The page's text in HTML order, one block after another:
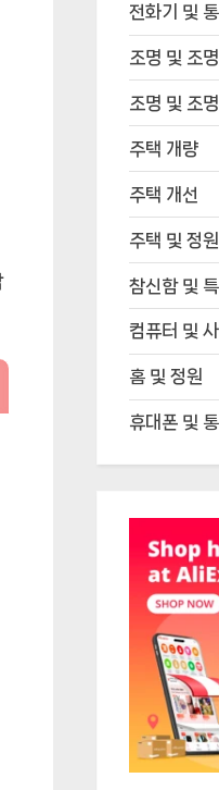
전화기 및
조명 및 조명
조명 및 조명
주택 개량
주택 개선
주택 및 정원
참신함 및
컴퓨터 및
홈 및 정원
휴대폰 및